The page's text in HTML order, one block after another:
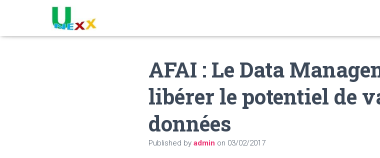
AFAI : Le Data
libérer le potentiel de
données
Published by admin on 03/02/2017